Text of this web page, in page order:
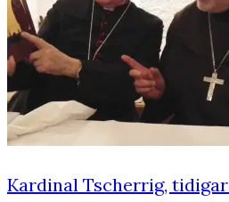
Kardinal Tscherrig,